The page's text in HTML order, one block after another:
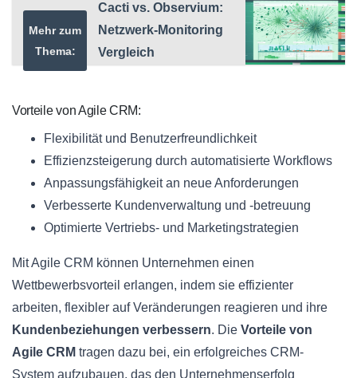
Mehr zum
Thema:
Cacti vs. Observium:
Netzwerk-Monitoring
Vergleich
Vorteile von Agile CRM:
Flexibilität und Benutzerfreundlichkeit
Effizienzsteigerung durch automatisierte Workflows
Anpassungsfähigkeit an neue Anforderungen
Verbesserte Kundenverwaltung und -betreuung
Optimierte Vertriebs- und Marketingstrategien
Mit Agile CRM können Unternehmen einen
Wettbewerbsvorteil erlangen, indem sie effizienter
arbeiten, flexibler auf Veränderungen reagieren und ihre
Kundenbeziehungen verbessern. Die Vorteile von
Agile CRM tragen dazu bei, ein erfolgreiches CRM-
System aufzubauen, das den Unternehmenserfolg